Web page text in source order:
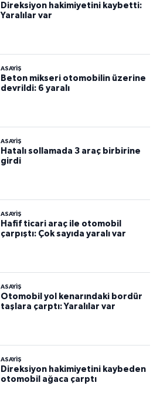
Direksiyon hakimiyetini kaybetti:
Yaralılar var
ASAYİŞ
Beton mikseri otomobilin üzerine
devrildi: 6 yaralı
ASAYİŞ
Hatalı sollamada 3 araç birbirine
girdi
ASAYİŞ
Hafif ticari araç ile otomobil
çarpıştı: Çok sayıda yaralı var
ASAYİŞ
Otomobil yol kenarındaki bordür
taşlara çarptı: Yaralılar var
ASAYİŞ
Direksiyon hakimiyetini kaybeden
otomobil ağaca çarptı